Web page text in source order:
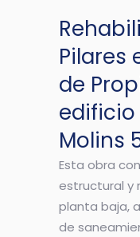
Pilares
de
edificio
Molins
Esta obra
estructural y
planta baja,
de